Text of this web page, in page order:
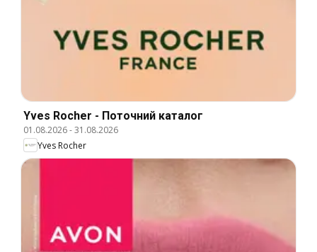
Yves Rocher - Поточний каталог
01.08.2026-31.08.2026
Yves Rocher